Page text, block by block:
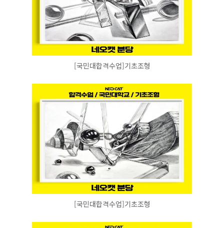
[국민대합격수업]기초조형
[국민대합격수업]기초조형